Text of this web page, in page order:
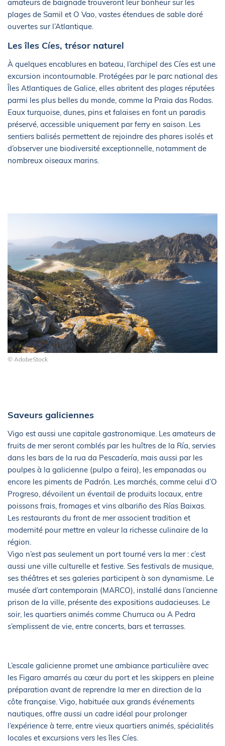
amateurs de baignade trouveront leur bonheur sur les
plages de Samil et O Vao, vastes étendues de sable doré
ouvertes sur l’Atlantique.
Les îles Cíes, trésor naturel
À quelques encablures en bateau, l’archipel des Cíes est une
excursion incontournable. Protégées par le parc national des
Îles Atlantiques de Galice, elles abritent des plages réputées
parmi les plus belles du monde, comme la Praia das Rodas.
Eaux turquoise, dunes, pins et falaises en font un paradis
préservé, accessible uniquement par ferry en saison. Les
sentiers balisés permettent de rejoindre des phares isolés et
d’observer une biodiversité exceptionnelle, notamment de
nombreux oiseaux marins.
© AdobeStock
Saveurs galiciennes
Vigo est aussi une capitale gastronomique. Les amateurs de
fruits de mer seront comblés par les huîtres de la Ría, servies
dans les bars de la rua da Pescadería, mais aussi par les
poulpes à la galicienne (pulpo a feira), les empanadas ou
encore les piments de Padrón. Les marchés, comme celui d’O
Progreso, dévoilent un éventail de produits locaux, entre
poissons frais, fromages et vins albariño des Rías Baixas.
Les restaurants du front de mer associent tradition et
modernité pour mettre en valeur la richesse culinaire de la
région.
Vigo n’est pas seulement un port tourné vers la mer : c’est
aussi une ville culturelle et festive. Ses festivals de musique,
ses théâtres et ses galeries participent à son dynamisme. Le
musée d’art contemporain (MARCO), installé dans l’ancienne
prison de la ville, présente des expositions audacieuses. Le
soir, les quartiers animés comme Churruca ou A Pedra
s’emplissent de vie, entre concerts, bars et terrasses.
L’escale galicienne promet une ambiance particulière avec
les Figaro amarrés au cœur du port et les skippers en pleine
préparation avant de reprendre la mer en direction de la
côte française. Vigo, habituée aux grands événements
nautiques, offre aussi un cadre idéal pour prolonger
l’expérience à terre, entre vieux quartiers animés, spécialités
locales et excursions vers les îles Cíes.